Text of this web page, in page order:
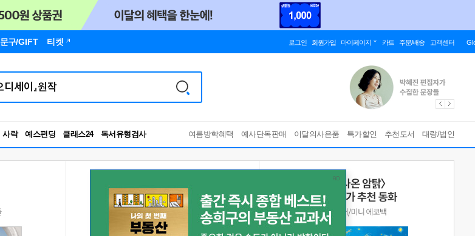
문구/GIFT 티켓 로그인 회원가입 마이페이지 카트 주문/배송 고객센터
사락 예스펀딩 클래스24 독서유형검사 여름방학혜택 예사단독판매 이달의사은품 특가할인 추천도서 대량/법인